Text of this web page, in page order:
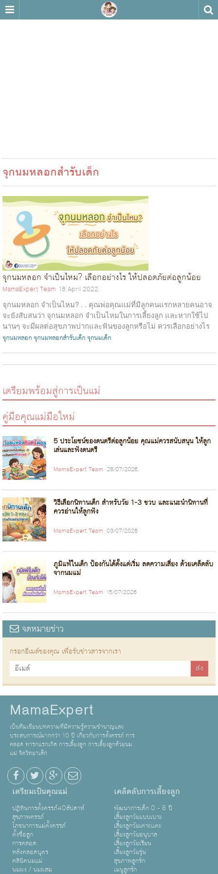
จุกนมหลอกสำรับเด็ก
จุกนมหลอก จำเป็นไหม? เลือกอย่างไร ให้ปลอดภัยต่อลูกน้อย
MamaExpert Team 18 April 2022
จุกนมหลอก จำเป็นไหม? . . คุณพ่อคุณแม่ที่มีลูกคนแรกหลายคนอาจ
จะยังสับสนว่า จุกนมหลอก จำเป็นไหมในการเลี้ยงลูก และหากใช้ไป
นานๆ จะมีผลต่อสุขภาพปากและฟันของลูกหรือไม่ ควรเลือกอย่างไร
ให้ปลอดภัยต่อลูกน้อ...
จุกนมหลอกจุกนมหลอกสำรับเด็กจุกนมเด็ก
เตรียมพร้อมสู่การเป็นแม่
คู่มือคุณแม่มือใหม่
5 ประโยชน์ของดนตรีต่อลูกน้อย คุณแม่ควรสนับสนุน ให้ลูก
เล่นและฟังดนตรี
MamaExpert Team 28/07/2026
วิธีเลือกนิทานเด็ก สำหรับวัย 1-3 ขวบ และแนะนำนิทานที่
ควรอ่านให้ลูกฟัง
MamaExpert Team 03/07/2026
ภูมิแพ้ในเด็ก ป้องกันได้ตั้งแต่เริ่ม ลดความเสี่ยง ด้วยเคล็ดลับ
จากนมแม่
MamaExpert Team 15/07/2026
จดหมายข่าว
กรอกอีเมล์ของคุณ เพื่อรับข่าวสารจากเรา
MamaExpert
เป็นทีมเขียนบทความที่มีความรู้ความชำนาญและ
ประสบการณ์มากกว่า 10 ปี เกี่ยวกับการตั้งครรภ์ การ
คลอด ทารกแรกเกิด การเลี้ยงลูก การเลี้ยงลูกด้วยนม
แม่ จิตวิทยาเด็ก
เตรียมเป็นคุณแม่
ปฏิทินการตั้งครรภ์40สัปดาห์
สุขภาพครรภ์
โภชนาการแม่ตั้งครรภ์
ตั้งชื่อลูก
การคลอด
หลังคลอดบุตร
คลินิคนมแม่
นมผง / นมผสม
เคล็ดลับการเลี้ยงลูก
พัฒนาการเด็ก 0 - 6 ปี
เลี้ยงลูกวัยแบบเบาะ
เลี้ยงลูกวัยเตาะเเตะ
เลี้ยงลูกวัยอนุบาล
เลี้ยงลูกวัยเรียน
เลี้ยงลูกวัยรุ่น
สุขภาพลูกรัก
เมนูลูกรัก